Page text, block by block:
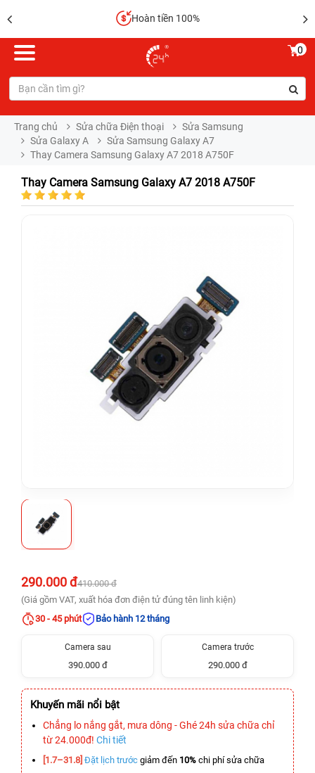
Hoàn tiền 100%
0
Trang chủ Sửa chữa Điện thoại
Sửa Samsung
Sửa Galaxy A
Sửa Samsung Galaxy A7
Thay Camera Samsung Galaxy A7 2018 A750F
Thay Camera Samsung Galaxy A7 2018 A750F
290.000 đ410.000 đ
(Giá gồm VAT, xuất hóa đơn điện tử đúng tên linh kiện)
30 - 45 phút
Bảo hành 12 tháng
Camera sau
390.000 đ
Camera trước
290.000 đ
Khuyến mãi nổi bật
Chẳng lo nắng gắt, mưa dông - Ghé 24h sửa chữa chỉ
từ 24.000đ! Chi tiết
[1.7–31.8] Đặt lịch trước giảm đến 10% chi phí sửa chữa